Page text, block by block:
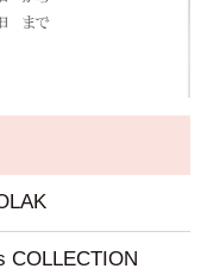
COLLECTION